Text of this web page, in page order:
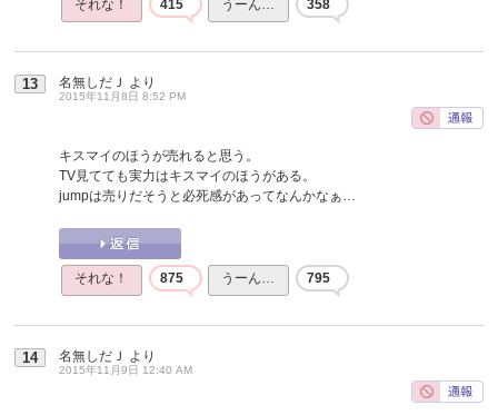
それな！ 415 うーん… 358
13 名無しだＪ より
2015年11月8日 8:52 PM
キスマイのほうが売れると思う。
TV見てても実力はキスマイのほうがある。
jumpは売りだそうと必死感があってなんかなぁ…
それな！ 875 うーん… 795
14 名無しだＪ より
2015年11月9日 12:40 AM